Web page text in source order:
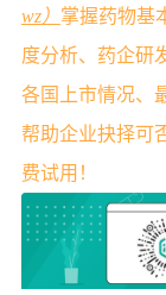
wz） 掌握药物基
度分析、药企研
各国上市情况、
帮助企业抉择可
费试用！